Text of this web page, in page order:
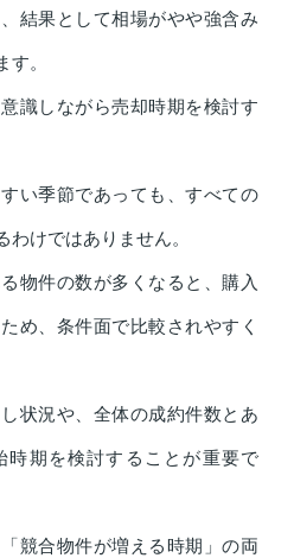
結果として相場がやや強含み
。
識しながら売却時期を検討す
い季節であっても、すべての
けではありません。
物件の数が多くなると、購入
め、条件面で比較されやすく
状況や、全体の成約件数とあ
時期を検討することが重要で
競合物件が増える時期」の両